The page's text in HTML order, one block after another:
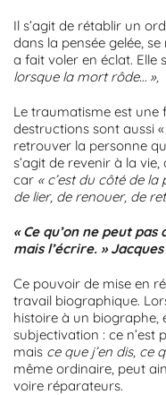
Il s’agit de rétablir un
dans la pensée gelée,
a fait voler en éclat. Elle
lorsque la mort rôde… »,
Le traumatisme est une
destructions sont aussi «
retrouver la personne
s’agit de revenir à la
car « c’est du côté de
de lier, de renouer, de
« Ce qu’on ne peut
mais l’écrire. »
Ce pouvoir de mise en
travail biographique.
histoire à un biographe,
subjectivation : ce n’est
mais ce que j’en dis, ce
même ordinaire, peut
voire réparateurs.